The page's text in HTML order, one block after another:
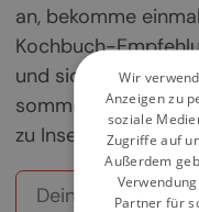
an, bekomme
Kochbuch-
und sichere dir
sommerlichen
zu Insel".
Wir
Anzeigen zu
soziale
Zugriffe auf
Außerdem
Partner für